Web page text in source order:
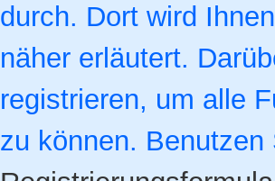
durch. Dort wird
näher erläutert.
registrieren, um alle
zu können. Benutzen